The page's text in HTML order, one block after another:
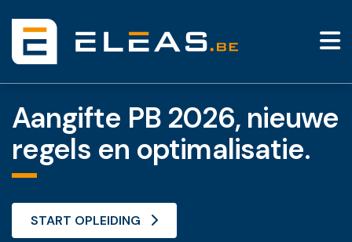
Aangifte PB 2026, nieuwe
regels en optimalisatie.
START OPLEIDING